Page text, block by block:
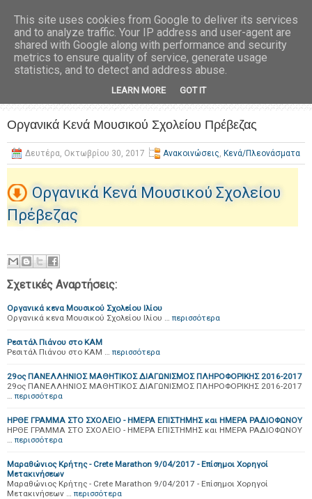
Οργανικά Κενά Μουσικού Σχολείου Πρέβεζας
Δευτέρα, Οκτωβρίου 30, 2017 Ανακοινώσεις, Κενά/Πλεονάσματα
Οργανικά Κενά Μουσικού Σχολείου
Πρέβεζας
Σχετικές Αναρτήσεις:
Οργανικά κενα Μουσικού Σχολείου Ιλίου
Οργανικά κενα Μουσικού Σχολείου Ιλίου … περισσότερα
Ρεσιτάλ Πιάνου στο ΚΑΜ
Ρεσιτάλ Πιάνου στο ΚΑΜ … περισσότερα
29ος ΠΑΝΕΛΛΗΝΙΟΣ ΜΑΘΗΤΙΚΟΣ ΔΙΑΓΩΝΙΣΜΟΣ ΠΛΗΡΟΦΟΡΙΚΗΣ 2016-2017
29ος ΠΑΝΕΛΛΗΝΙΟΣ ΜΑΘΗΤΙΚΟΣ ΔΙΑΓΩΝΙΣΜΟΣ ΠΛΗΡΟΦΟΡΙΚΗΣ 2016-2017
… περισσότερα
ΗΡΘΕ ΓΡΑΜΜΑ ΣΤΟ ΣΧΟΛΕΙΟ - ΗΜΕΡΑ ΕΠΙΣΤΗΜΗΣ και ΗΜΕΡΑ ΡΑΔΙΟΦΩΝΟΥ
ΗΡΘΕ ΓΡΑΜΜΑ ΣΤΟ ΣΧΟΛΕΙΟ - ΗΜΕΡΑ ΕΠΙΣΤΗΜΗΣ και ΗΜΕΡΑ ΡΑΔΙΟΦΩΝΟΥ
… περισσότερα
Μαραθώνιος Κρήτης - Crete Marathon 9/04/2017 - Επίσημοι Χορηγοί
Μετακινήσεων
Μαραθώνιος Κρήτης - Crete Marathon 9/04/2017 - Επίσημοι Χορηγοί
Μετακινήσεων … περισσότερα
This site uses cookies from Google to deliver its services
and to analyze traffic. Your IP address and user-agent are
shared with Google along with performance and security
metrics to ensure quality of service, generate usage
statistics, and to detect and address abuse.
LEARN MORE GOT IT